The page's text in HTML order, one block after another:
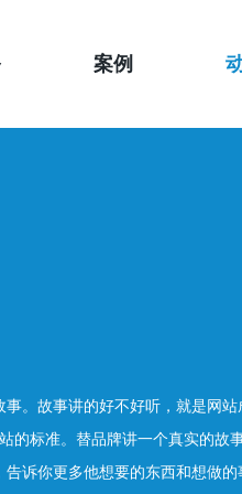
案例
。故事讲的好不好听，就是网站
的标准。替品牌讲一个真实的故事
诉你更多他想要的东西和想做的